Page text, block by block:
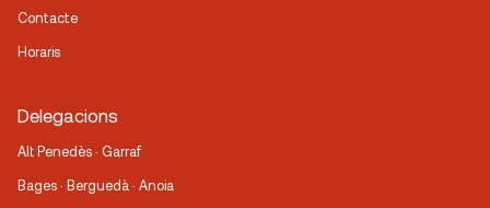
Contacte
Horaris
Delegacions
Alt Penedès · Garraf
Bages · Berguedà · Anoia